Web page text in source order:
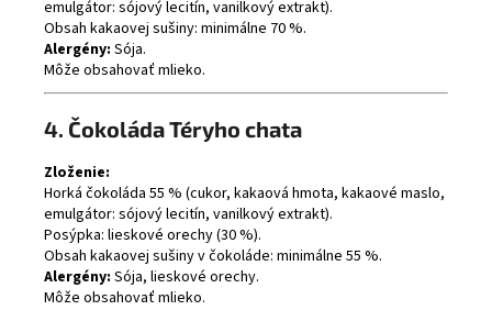
emulgátor: sójový lecitín, vanilkový extrakt).
Obsah kakaovej sušiny: minimálne 70 %.
Alergény: Sója.
Môže obsahovať mlieko.
4. Čokoláda Téryho chata
Zloženie:
Horká čokoláda 55 % (cukor, kakaová hmota, kakaové maslo,
emulgátor: sójový lecitín, vanilkový extrakt).
Posýpka: lieskové orechy (30 %).
Obsah kakaovej sušiny v čokoláde: minimálne 55 %.
Alergény: Sója, lieskové orechy.
Môže obsahovať mlieko.